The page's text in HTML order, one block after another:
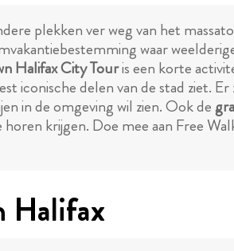
plekken ver weg van het
waar
Halifax City Touris een korte
iconische delen van de stad ziet. Er
in de omgeving wil zien. Ook de
krijgen. Doe mee aan Free
Halifax